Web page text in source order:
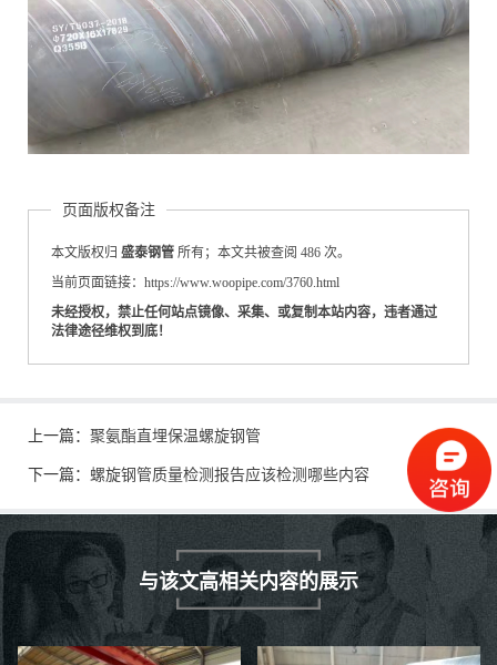
页面版权备注
本文版权归 盛泰钢管 所有；本文共被查阅 486 次。
当前页面链接：https://www.woopipe.com/3760.html
未经授权，禁止任何站点镜像、采集、或复制本站内容，违者通过
法律途径维权到底！
上一篇： 聚氨酯直埋保温螺旋钢管
下一篇： 螺旋钢管质量检测报告应该检测哪些内容
与该文高相关内容的展示